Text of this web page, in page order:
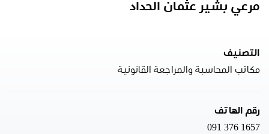
مرعي بشير عثمان الحداد
التصنيف
مكاتب المحاسبة والمراجعة القانونية
رقم الهاتف
091 376 1657